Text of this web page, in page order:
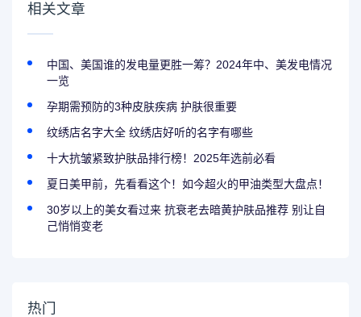
相关文章
中国、美国谁的发电量更胜一筹？2024年中、美发电情况
一览
孕期需预防的3种皮肤疾病 护肤很重要
纹绣店名字大全 纹绣店好听的名字有哪些
十大抗皱紧致护肤品排行榜！2025年选前必看
夏日美甲前，先看看这个！如今超火的甲油类型大盘点！
30岁以上的美女看过来 抗衰老去暗黄护肤品推荐 别让自
己悄悄变老
热门